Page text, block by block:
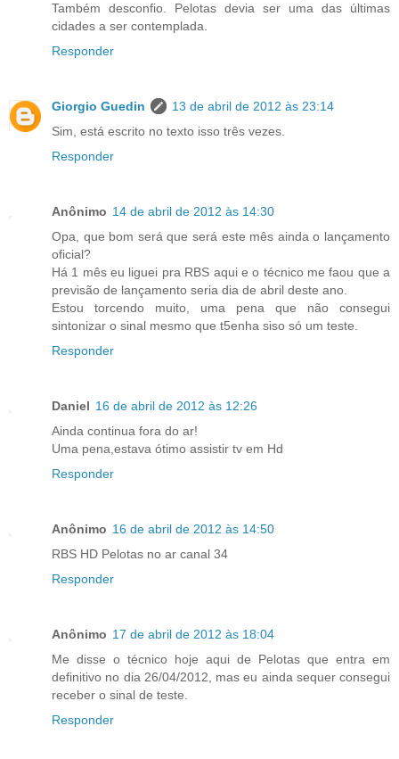
Também desconfio. Pelotas devia ser uma das últimas
cidades a ser contemplada.
Responder
Giorgio Guedin
13 de abril de 2012 às 23:14
Sim, está escrito no texto isso três vezes.
Responder
Anônimo 14 de abril de 2012 às 14:30
Opa, que bom será que será este mês ainda o lançamento
oficial?
Há 1 mês eu liguei pra RBS aqui e o técnico me faou que a
previsão de lançamento seria dia de abril deste ano.
Estou torcendo muito, uma pena que não consegui
sintonizar o sinal mesmo que t5enha siso só um teste.
Responder
Daniel 16 de abril de 2012 às 12:26
Ainda continua fora do ar!
Uma pena,estava ótimo assistir tv em Hd
Responder
Anônimo 16 de abril de 2012 às 14:50
RBS HD Pelotas no ar canal 34
Responder
Anônimo 17 de abril de 2012 às 18:04
Me disse o técnico hoje aqui de Pelotas que entra em
definitivo no dia 26/04/2012, mas eu ainda sequer consegui
receber o sinal de teste.
Responder